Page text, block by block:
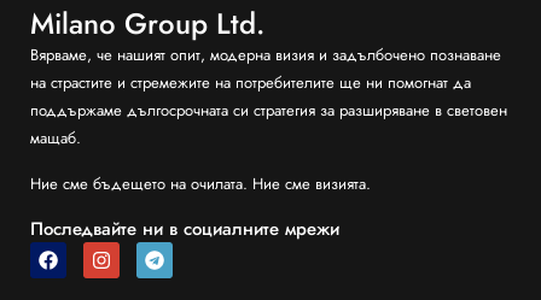
Milano Group Ltd.
Вярваме, че нашият опит, модерна визия и задълбочено познаване
на страстите и стремежите на потребителите ще ни помогнат да
поддържаме дългосрочната си стратегия за разширяване в световен
мащаб.
Ние сме бъдещето на очилата. Ние сме визията.
Последвайте ни в социалните мрежи